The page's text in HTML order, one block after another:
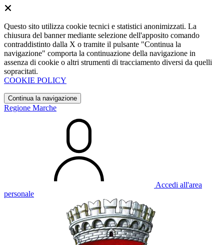
Questo sito utilizza cookie tecnici e statistici anonimizzati. La
chiusura del banner mediante selezione dell'apposito comando
contraddistinto dalla X o tramite il pulsante "Continua la
navigazione" comporta la continuazione della navigazione in
assenza di cookie o altri strumenti di tracciamento diversi da quelli
sopracitati.
COOKIE POLICY
Continua la navigazione
Regione Marche
Accedi all'area
personale